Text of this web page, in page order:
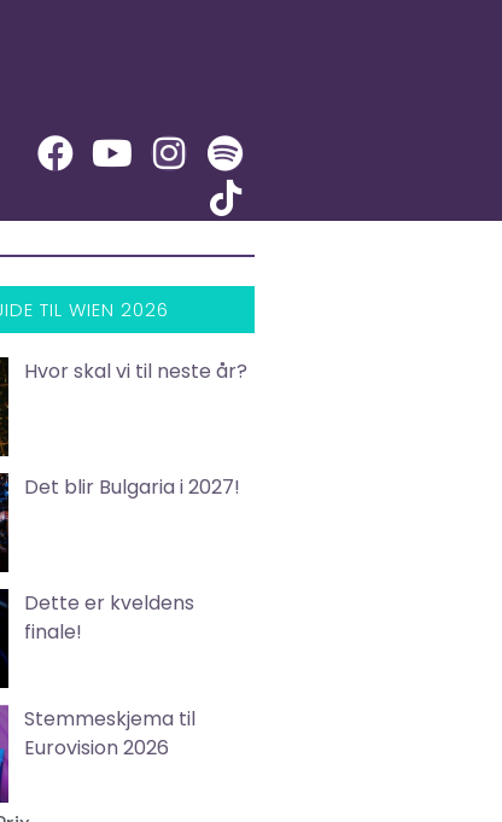
TIL WIEN 2026
Hvor skal vi til neste år?
Det blir Bulgaria i 2027!
Dette er kveldens
finale!
Stemmeskjema til
Eurovision 2026